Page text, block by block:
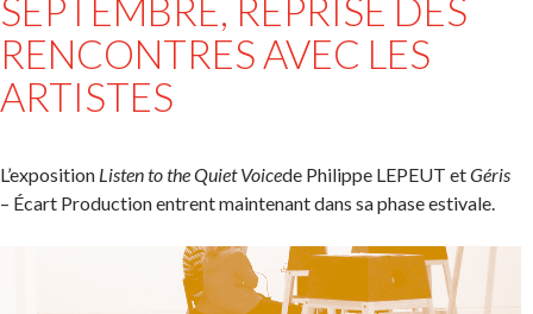
SEPTEMBRE, REPRISE DES
RENCONTRES AVEC LES
ARTISTES
L’exposition Listen to the Quiet Voicede Philippe LEPEUT etGéris
– Écart Production entrent maintenant dans sa phase estivale.